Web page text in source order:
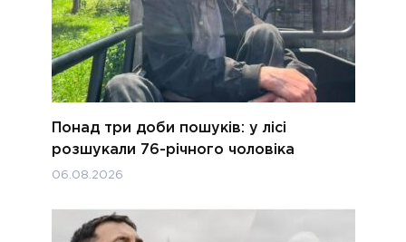
Понад три доби пошуків: у лісі
розшукали 76-річного чоловіка
06.08.2026